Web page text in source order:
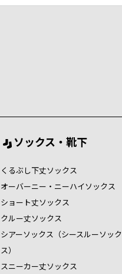
ソックス・靴下
くるぶし下丈ソックス
オーバーニー・ニーハイソックス
ショート丈ソックス
クルー丈ソックス
シアーソックス（シースルーソック
ス）
スニーカー丈ソックス